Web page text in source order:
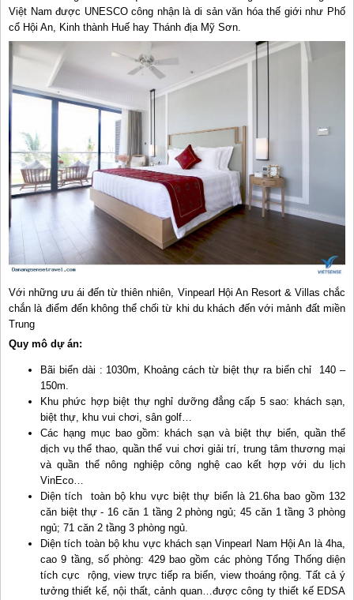
Việt Nam được UNESCO công nhận là di sản văn hóa thế giới như Phố
cổ Hội An, Kinh thành Huế hay Thánh địa Mỹ Sơn.
Với những ưu ái đến từ thiên nhiên, Vinpearl Hội An Resort & Villas chắc
chắn là điểm đến không thể chối từ khi du khách đến với mảnh đất miền
Trung
Quy mô dự án:
Bãi biển dài : 1030m, Khoảng cách từ biệt thự ra biển chỉ 140 –
150m.
Khu phức hợp biệt thự nghỉ dưỡng đẳng cấp 5 sao: khách sạn,
biệt thự, khu vui chơi, sân golf…
Các hạng mục bao gồm: khách sạn và biệt thự biển, quần thể
dịch vụ thể thao, quần thể vui chơi giải trí, trung tâm thương mại
và quần thể nông nghiệp công nghệ cao kết hợp với du lịch
VinEco…
Diện tích toàn bộ khu vực biệt thự biển là 21.6ha bao gồm 132
căn biệt thự - 16 căn 1 tầng 2 phòng ngủ; 45 căn 1 tầng 3 phòng
ngủ; 71 căn 2 tầng 3 phòng ngủ.
Diện tích toàn bộ khu vực khách sạn Vinpearl Nam Hội An là 4ha,
cao 9 tầng, số phòng: 429 bao gồm các phòng Tổng Thống diện
tích cực rộng, view trực tiếp ra biển, view thoáng rộng. Tất cả ý
tưởng thiết kế, nội thất, cảnh quan…được công ty thiết kế EDSA